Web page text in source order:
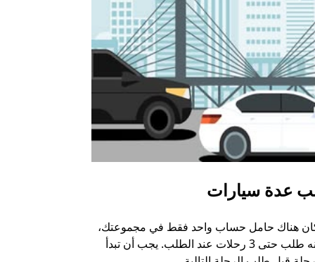
عدة سيارات
كان هناك حامل حساب واحد فقط في مجموعتك،
يمكنه طلب حتى 3 رحلات عند الطلب. يجب أن تبدأ